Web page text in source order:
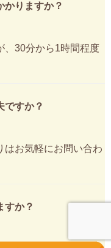
かりますか？
、30分から1時間程度
ですか？
はお気軽にお問い合わ
すか？